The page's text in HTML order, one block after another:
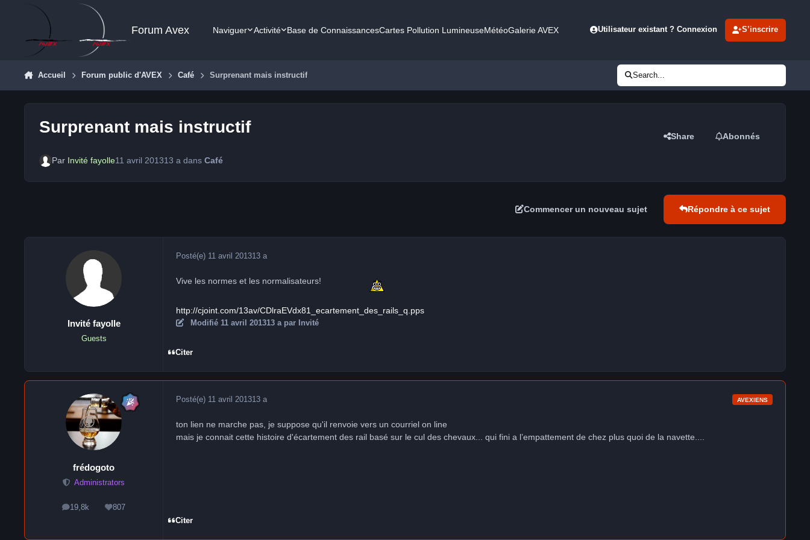
Aller au contenu
Forum Avex Naviguer Activité Base de ConnaissancesCartes Pollution LumineuseMétéoGalerie AVEX Utilisateur existant ? Connexion S’inscrire
Accueil Forum public d'AVEX Café Surprenant mais instructif Search...
Surprenant mais instructif Share Abonnés
Par Invité fayolle11 avril 201313 adans Café
Commencer un nouveau sujet Répondre à ce sujet
Invité fayolle
Guests
Posté(e) 11 avril 201313 a
Vive les normes et les normalisateurs!
http://cjoint.com/13av/CDlraEVdx81_ecartement_des_rails_q.pps
Modifié 11 avril 201313 apar Invité
Citer
frédogoto
Administrators
19,8k
messages807
Réputation
Posté(e) 11 avril 201313 a AVEXIENS
ton lien ne marche pas, je suppose qu'il renvoie vers un courriel on line
mais je connait cette histoire d'écartement des rail basé sur le cul des chevaux... qui fini a l’empattement de chez plus quoi de la navette....
Citer